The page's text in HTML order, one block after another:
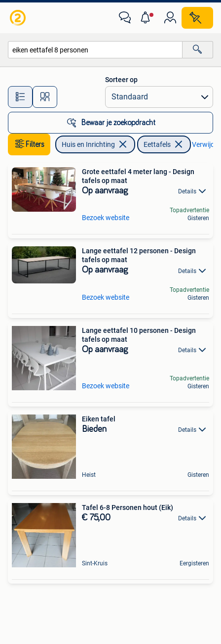
Alle afstanden…
Sorteer op
Bewaar je zoekopdracht
Filters Huis en Inrichting Eettafels
Grote eettafel 4 meter lang - Design
tafels op maat
Op aanvraag Details
Bezoek website
Topadvertentie
Gisteren
Lange eettafel 12 personen - Design
tafels op maat
Op aanvraag Details
Bezoek website
Topadvertentie
Gisteren
Lange eettafel 10 personen - Design
tafels op maat
Op aanvraag Details
Bezoek website
Topadvertentie
Gisteren
Eiken tafel
Bieden Details
Heist Gisteren
Tafel 6-8 Personen hout (Eik)
€ 75,00 Details
Sint-Kruis Eergisteren